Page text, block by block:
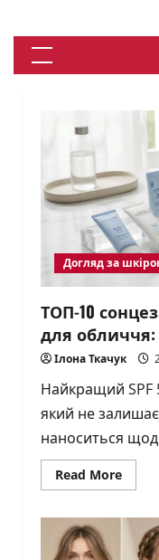
to
contentPrimary
Догляд за
ТОП-10
для обличчя:
Ілона Ткачук
Найкращий SPF
який не
наноситься
Read MoreRead
more
SPF